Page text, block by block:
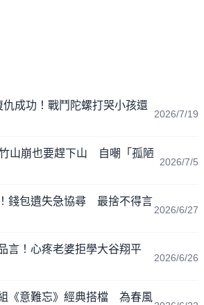
成功！戰鬥陀螺打哭小孩還
2026/7/19
山崩也要趕下山 自嘲「孤陋
2026/7/5
錢包遺失急協尋 最捨不得言
2026/6/27
言！心疼老婆拒學大谷翔平
2026/6/26
《意難忘》經典搭檔 為春風